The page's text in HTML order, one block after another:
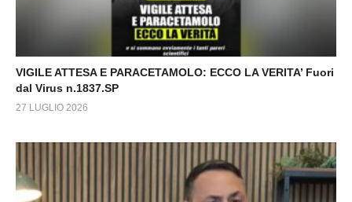
VIGILE ATTESA E PARACETAMOLO: ECCO LA VERITA’ Fuori
dal Virus n.1837.SP
27 LUGLIO 2026